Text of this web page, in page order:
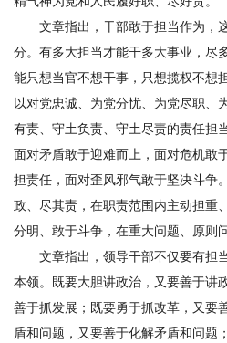
文章指出，干部敢于担当作为，
分。有多大担当才能干多大事业，尽
能只想当官不想干事，只想揽权不想
以对党忠诚、为党分忧、为党尽职、
有责、守土负责、守土尽责的责任担
面对矛盾敢于迎难而上，面对危机敢
担责任，面对歪风邪气敢于坚决斗争
政、尽其责，在职责范围内主动担重
分明、敢于斗争，在重大问题、原则
文章指出，领导干部不仅要有担
本领。既要大胆讲政治，又要善于讲
善于抓发展；既要勇于抓改革，又要
盾和问题，又要善于化解矛盾和问题